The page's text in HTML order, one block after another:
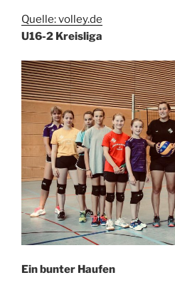
Quelle: volley.de
U16-2 Kreisliga
Ein bunter Haufen